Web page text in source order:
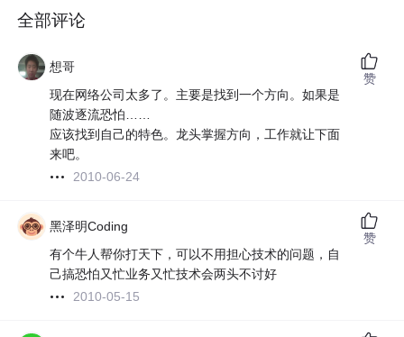
全部评论
想哥
现在网络公司太多了。主要是找到一个方向。如果是
随波逐流恐怕……
应该找到自己的特色。龙头掌握方向，工作就让下面
来吧。
2010-06-24
赞
黑泽明Coding
有个牛人帮你打天下，可以不用担心技术的问题，自
己搞恐怕又忙业务又忙技术会两头不讨好
2010-05-15
赞